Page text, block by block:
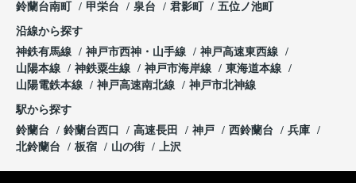
鈴蘭台南町
甲栄台 泉台 君影町 五位ノ池町
沿線から探す
神鉄有馬線
神戸市西神・山手線
神戸高速東西線
山陽本線
神鉄粟生線 神戸市海岸線
東海道本線
山陽電鉄本線
神戸高速南北線 神戸市北神線
駅から探す
鈴蘭台
鈴蘭台西口 高速長田 神戸 西鈴蘭台
兵庫
北鈴蘭台
板宿 山の街 上沢